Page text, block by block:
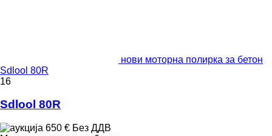
нови моторна полирка за бетон
Sdlool 80R
16
Sdlool 80R
650 € Без ДДВ